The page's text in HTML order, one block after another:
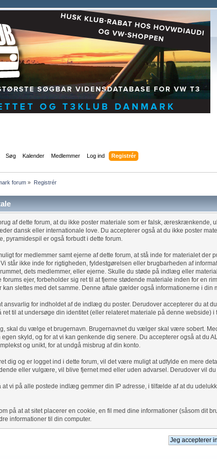
Søg Kalender Medlemmer Log ind Registrér
forum » Registrér
af dette forum, at du ikke poster materiale som er falsk,
dansk eller internationale love. Du accepterer også at du ikke poster
pyramidespil er også forbudt i dette forum.
for medlemmer samt ejerne af dette forum, at stå inde for materialet
står ikke inde for rigtigheden, fyldestgørelsen eller brugbarheden af
dets medlemmer, eller ejerne. Skulle du støde på indlæg eller
forums ejer, forbeholder sig ret til at fjerne stødende materiale inden for
kan slettes med det samme. Denne aftale gælder også informationerne i din
ansvarlig for indholdet af de indlæg du poster. Derudover accepterer du at
ret til at undersøge din identitet (eller relateret materiale på denne
skal du vælge et brugernavn. Brugernavnet du vælger skal være sobert.
egen skyld, og for at vi kan genkende dig senere. Du accepterer også at du
og unikt, for at undgå misbrug af din konto.
dig og er logget ind i dette forum, vil det være muligt at udfylde en mere
eller vulgære, vil blive fjernet med eller uden advarsel. Derudover vil
vi på alle postede indlæg gemmer din IP adresse, i tilfælde af at du
på at at sitet placerer en cookie, en fil med dine informationer (såsom dit
informationer til din computer.